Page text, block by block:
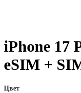
iPhone 17
eSIM +
Цвет